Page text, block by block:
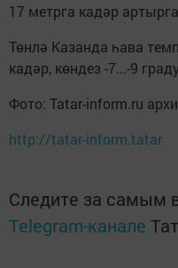
17 метрга кадәр
Төнлә Казанда һава
кадәр, көндез -7...-9
Фото: Tatar-inform.ru
http://tatar-inform.tatar
Следите за самым
Telegram-канале